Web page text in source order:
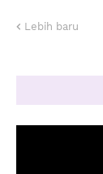
Lebih baru